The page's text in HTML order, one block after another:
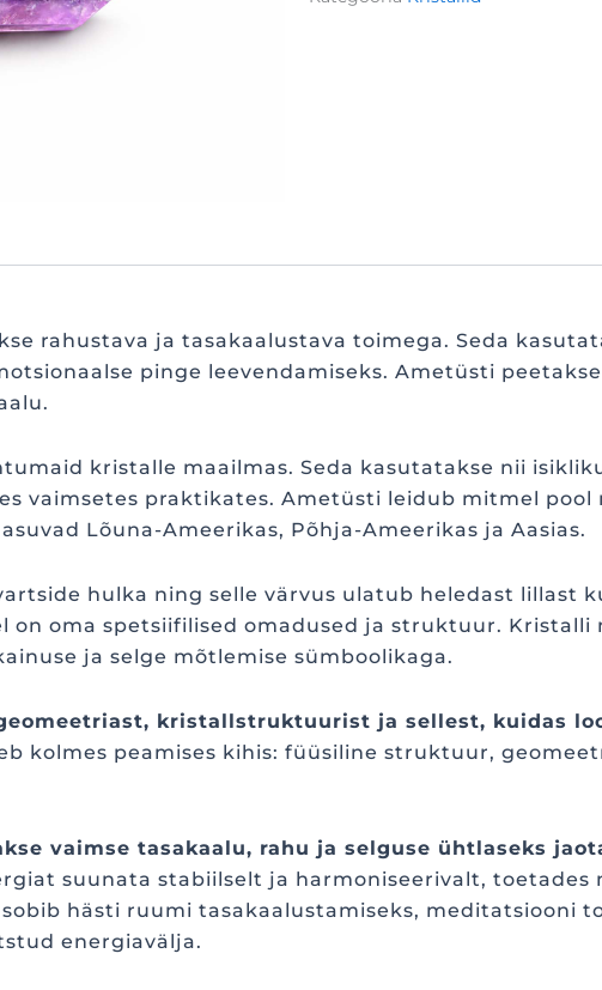
rahustava ja tasakaalustava toimega. Seda
pinge leevendamiseks. Ametüsti
kristalle maailmas. Seda kasutatakse nii
vaimsetes praktikates. Ametüsti leidub mitmel pool
Lõuna-Ameerikas, Põhja-Ameerikas ja Aasias.
hulka ning selle värvus ulatub heledast lillast
on oma spetsiifilised omadused ja struktuur. Kristalli
ja selge mõtlemise sümboolikaga.
kristallstruktuurist ja sellest, kuidas
kolmes peamises kihis: füüsiline struktuur,
vaimse tasakaalu, rahu ja selguse ühtlaseks
suunata stabiilselt ja harmoniseerivalt, toetades
hästi ruumi tasakaalustamiseks, meditatsiooni
energiavälja.